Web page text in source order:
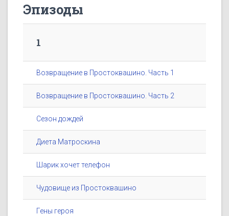
Эпизоды
1
Возвращение в Простоквашино. Часть 1
Возвращение в Простоквашино. Часть 2
Сезон дождей
Диета Матроскина
Шарик хочет телефон
Чудовище из Простоквашино
Гены героя